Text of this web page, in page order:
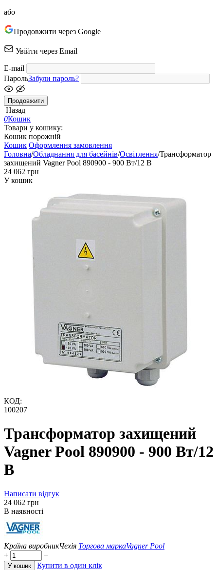
або
Продовжити через Google
Увійти через Email
E-mail
ПарольЗабули пароль?
Продовжити
Назад
0Кошик
Товари у кошику:
Кошик порожній
Кошик Оформлення замовлення
Головна/Обладнання для басейнів/Освітлення/Трансформатор
захищений Vagner Pool 890900 - 900 Вт/12 В
‍24 062‍ грн
У кошик
КОД:
100207
Трансформатор захищений
Vagner Pool 890900 - 900 Вт/12
В
Написати відгук
‍24 062‍ грн
В наявності
Країна виробникЧехія Торгова маркаVagner Pool
+
−
У кошик
Купити в один клік